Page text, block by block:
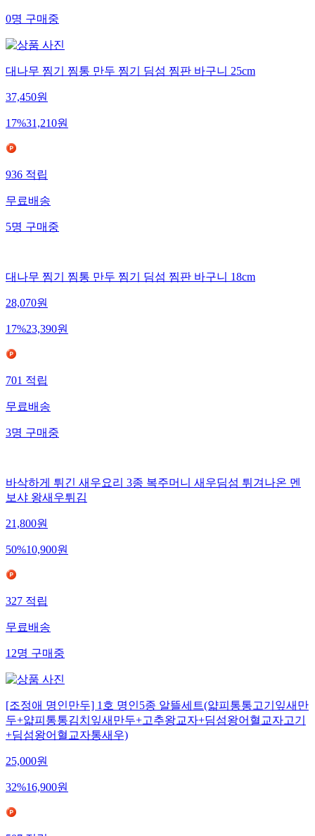
0명 구매중
대나무 찜기 찜통 만두 찜기 딤섬 찜판 바구니 25cm
37,450원
17%31,210원
936 적립
무료배송
5명 구매중
대나무 찜기 찜통 만두 찜기 딤섬 찜판 바구니 18cm
28,070원
17%23,390원
701 적립
무료배송
3명 구매중
바삭하게 튀긴 새우요리 3종 복주머니 새우딤섬 튀겨나온 멘
보샤 왕새우튀김
21,800원
50%10,900원
327 적립
무료배송
12명 구매중
[조정애 명인만두] 1호 명인5종 알뜰세트(얇피통통고기잎새만
두+얇피통통김치잎새만두+고추왕교자+딤섬왕어혈교자고기
+딤섬왕어혈교자통새우)
25,000원
32%16,900원